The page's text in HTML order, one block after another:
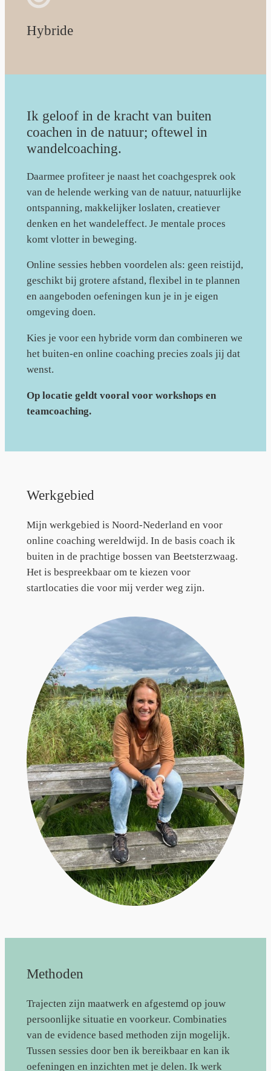
Hybride
Ik geloof in de kracht van buiten
coachen in de natuur; oftewel in
wandelcoaching.
Daarmee profiteer je naast het coachgesprek ook
van de helende werking van de natuur, natuurlijke
ontspanning, makkelijker loslaten, creatiever
denken en het wandeleffect. Je mentale proces
komt vlotter in beweging.
Online sessies hebben voordelen als: geen reistijd,
geschikt bij grotere afstand, flexibel in te plannen
en aangeboden oefeningen kun je in je eigen
omgeving doen.
Kies je voor een hybride vorm dan combineren we
het buiten-en online coaching precies zoals jij dat
wenst.
Op locatie geldt vooral voor workshops en
teamcoaching.
Werkgebied
Mijn werkgebied is Noord-Nederland en voor
online coaching wereldwijd. In de basis coach ik
buiten in de prachtige bossen van Beetsterzwaag.
Het is bespreekbaar om te kiezen voor
startlocaties die voor mij verder weg zijn.
Methoden
Trajecten zijn maatwerk en afgestemd op jouw
persoonlijke situatie en voorkeur. Combinaties
van de evidence based methoden zijn mogelijk.
Tussen sessies door ben ik bereikbaar en kan ik
oefeningen en inzichten met je delen. Ik werk